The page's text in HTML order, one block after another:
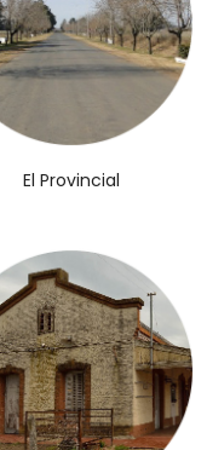
El Provincial